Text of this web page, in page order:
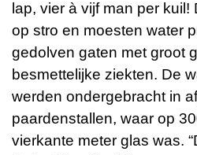
lap, vier à vijf man per
op stro en moesten water
gedolven gaten met groot
besmettelijke ziekten. De
werden ondergebracht in
paardenstallen, waar op
vierkante meter glas was.